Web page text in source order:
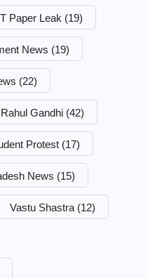
Paper Leak (19)
News (19)
(22)
Rahul Gandhi (42)
Protest (17)
News (15)
Vastu Shastra (12)